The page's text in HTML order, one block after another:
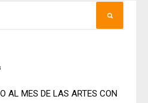
AL MES DE LAS ARTES CON